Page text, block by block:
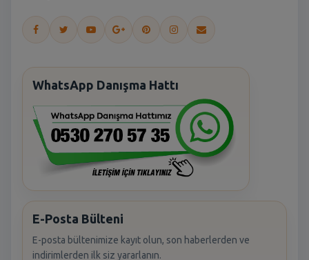
WhatsApp Danışma Hattı
E-Posta Bülteni
E-posta bültenimize kayıt olun, son haberlerden ve
indirimlerden ilk siz yararlanın.